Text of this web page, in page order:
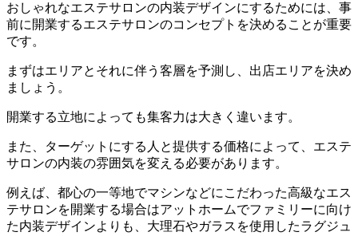
おしゃれなエステサロンの内装デザインにするためには、事
前に開業するエステサロンのコンセプトを決めることが重要
です。
まずはエリアとそれに伴う客層を予測し、出店エリアを決め
ましょう。
開業する立地によっても集客力は大きく違います。
また、ターゲットにする人と提供する価格によって、エステ
サロンの内装の雰囲気を変える必要があります。
例えば、都心の一等地でマシンなどにこだわった高級なエス
テサロンを開業する場合はアットホームでファミリーに向け
た内装デザインよりも、大理石やガラスを使用したラグジュ